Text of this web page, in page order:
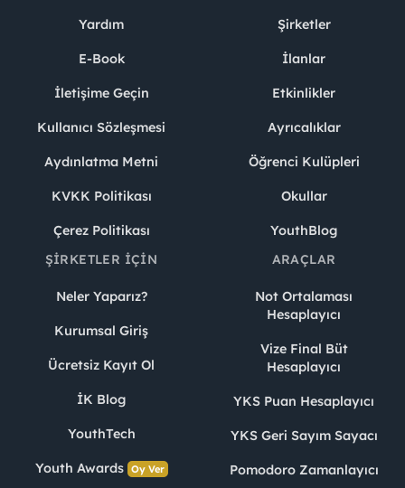
Yardım
E-Book
İletişime Geçin
Kullanıcı Sözleşmesi
Aydınlatma Metni
KVKK Politikası
Çerez Politikası
Şirketler
İlanlar
Etkinlikler
Ayrıcalıklar
Öğrenci Kulüpleri
Okullar
YouthBlog
ŞIRKETLER İÇIN
Neler Yaparız?
Kurumsal Giriş
Ücretsiz Kayıt Ol
İK Blog
YouthTech
Youth Awards Oy Ver
ARAÇLAR
Not Ortalaması
Hesaplayıcı
Vize Final Büt
Hesaplayıcı
YKS Puan Hesaplayıcı
YKS Geri Sayım Sayacı
Pomodoro Zamanlayıcı